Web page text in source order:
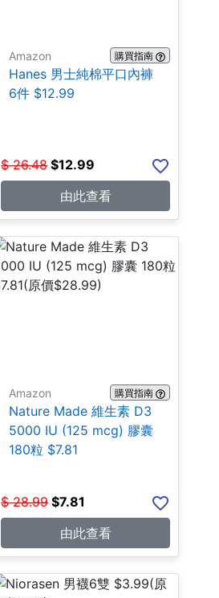
Amazon 購買指南
Hanes 男士純棉平口內褲
6件 $12.99
$ 26.48 $12.99
由此查看
Amazon 購買指南
Nature Made 維生素 D3
5000 IU (125 mcg) 膠囊
180粒 $7.81
$ 28.99 $7.81
由此查看